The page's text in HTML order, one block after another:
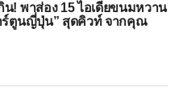
! พาส่อง 15 ไอเดียขนมหวาน
ร์ตูนญี่ปุ่น” สุดคิวท์ จากคุณ